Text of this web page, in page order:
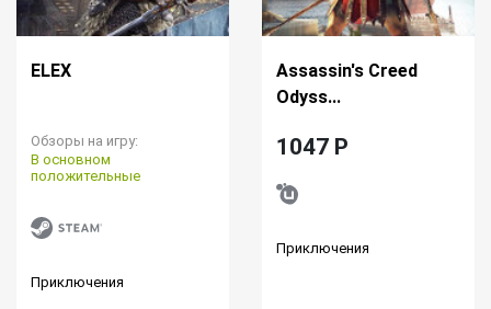
ELEX
Обзоры на игру:
В основном
положительные
Приключения
Assassin's Creed
Odyss...
1047 P
Приключения